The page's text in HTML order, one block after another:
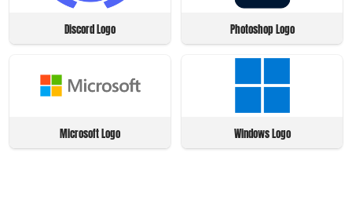
Discord Logo Photoshop Logo
Microsoft Logo Windows Logo